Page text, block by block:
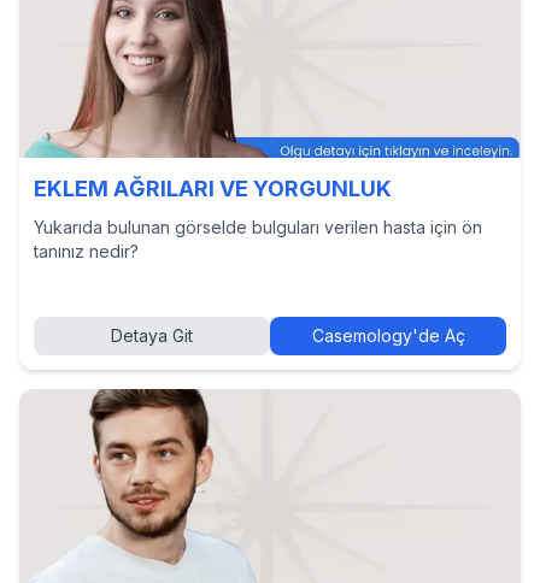
EKLEM AĞRILARI VE YORGUNLUK
Yukarıda bulunan görselde bulguları verilen hasta için ön
tanınız nedir?
Detaya Git Casemology'de Aç